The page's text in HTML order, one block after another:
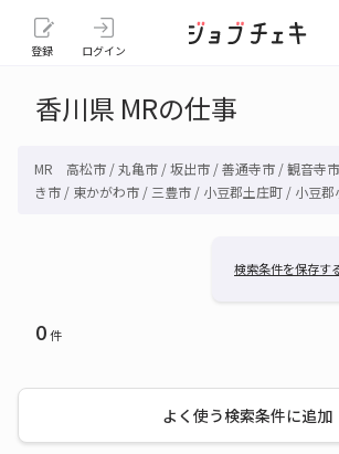
登録 ログイン
香川県 MRの仕事
MR 高松市 / 丸亀市 / 坂出市 / 善通寺市 / 観音寺
き市 / 東かがわ市 / 三豊市 / 小豆郡土庄町 / 小豆郡
検索条件を保存す
0件
よく使う検索条件に追加